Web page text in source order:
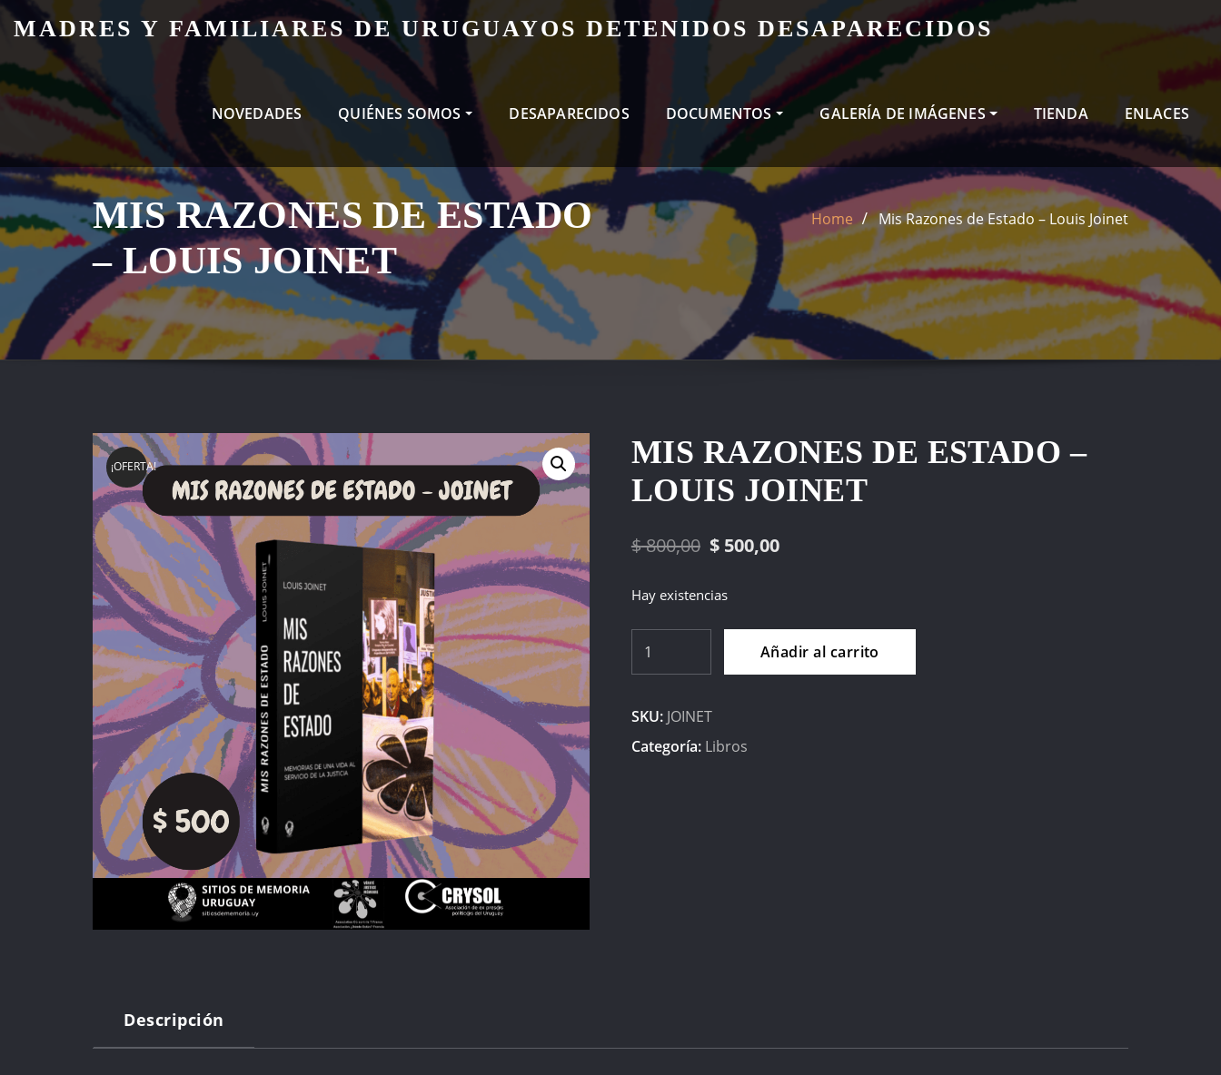
Skip
content
MADRES Y FAMILIARES DE URUGUAYOS DETENIDOS DESAPARECIDOS
NOVEDADES QUIÉNES SOMOS DESAPARECIDOS DOCUMENTOS GALERÍA DE IMÁGENES TIENDA ENLACES
MIS RAZONES DE ESTADO
– LOUIS JOINET
Home Mis Razones de Estado – Louis Joinet
¡OFERTA!
MIS RAZONES DE ESTADO –
LOUIS JOINET
$800,00 El
original
$ 800,00.
$500,00
es:
$ 500,00.
Hay existencias
Estado
-
Añadir al carrito
SKU: JOINET
Categoría: Libros
Descripción